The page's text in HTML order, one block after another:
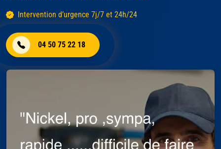
Intervention d’urgence 7j/7 et 24h/24
04 50 75 22 18